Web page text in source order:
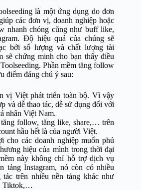
là một ứng dụng do đơn
các đơn vị, doanh nghiệp hoặc
nhanh chóng cũng như buff like,
Độ hiệu quả của chúng sẽ
bởi số lượng và chất lượng tài
sẽ chứng minh cho bạn thấy điều
Phần mềm tăng follow
điểm đáng chú ý sau:
vị Việt phát triển toàn bộ. Vì vậy
và dễ thao tác, dễ sử dụng đối với
nhân Việt Nam.
follow, tăng like, share,… trên
hầu hết là của người Việt.
cho các doanh nghiệp muốn phủ
hiệu của mình trong thời đại
này không chỉ hỗ trợ dịch vụ
tảng Instagram, nó còn có nhiều
trên nhiều nền tảng khác như
Tiktok,…